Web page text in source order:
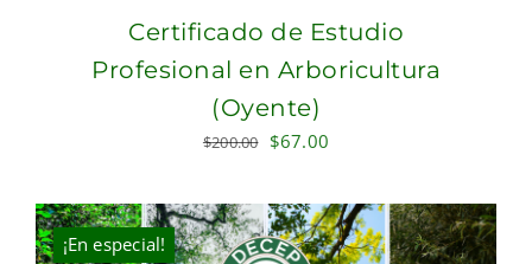
Certificado de Estudio
Profesional en Arboricultura
(Oyente)
$200.00 Original
was:
$200.00.
$67.00
is:
$67.00.
¡En especial!